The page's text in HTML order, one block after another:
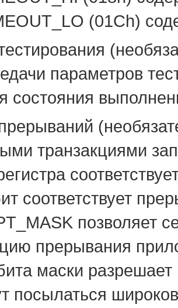
(01Ch)
параметров
состояния
транзакциями
соответствует
позволяет
прерывания
маски
посылаться